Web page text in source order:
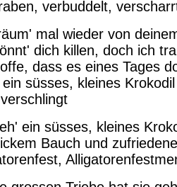
verbuddelt,
mal wieder von
dich killen, doch ich
dass es eines Tages
süsses, kleines Krokodil
ein süsses, kleines
Bauch und